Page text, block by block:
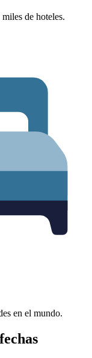
de hoteles.
en el mundo.